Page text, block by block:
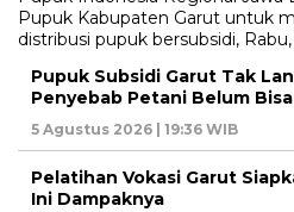
Pupuk Subsidi Garut Tak
Penyebab Petani Belum
5 Agustus 2026 | 19:36 WIB
Pelatihan Vokasi Garut
Ini Dampaknya